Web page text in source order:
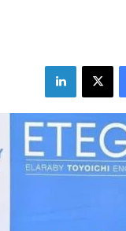
فيسبوك X